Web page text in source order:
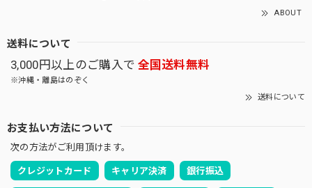
ABOUT
送料について
3,000円以上のご購入で 全国送料無料
※沖縄・離島はのぞく
送料について
お支払い方法について
次の方法がご利用頂けます。
クレジットカード キャリア決済 銀行振込